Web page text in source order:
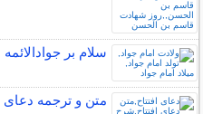
سلام بر جوادالائمه
متن و ترجمه دعای